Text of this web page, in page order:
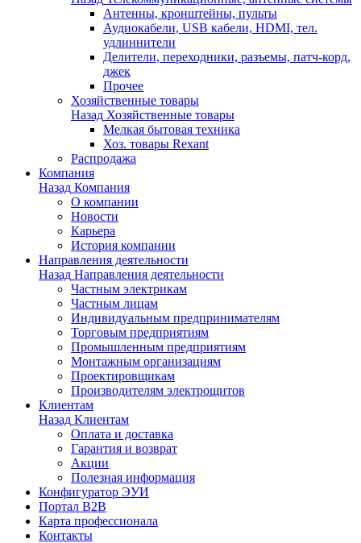
Антенны, кронштейны, пульты
Аудиокабели, USB кабели, HDMI, тел.
удлиннители
Делители, переходники, разъемы, патч-корд,
джек
Прочее
Хозяйственные товары
Назад Хозяйственные товары
Мелкая бытовая техника
Хоз. товары Rexant
Распродажа
Компания
Назад Компания
О компании
Новости
Карьера
История компании
Направления деятельности
Назад Направления деятельности
Частным электрикам
Частным лицам
Индивидуальным предпринимателям
Торговым предприятиям
Промышленным предприятиям
Монтажным организациям
Проектировщикам
Производителям электрощитов
Клиентам
Назад Клиентам
Оплата и доставка
Гарантия и возврат
Акции
Полезная информация
Конфигуратор ЭУИ
Портал B2B
Карта профессионала
Контакты